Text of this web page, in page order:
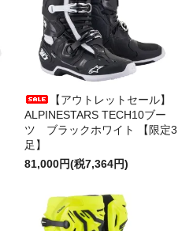
【アウトレットセール】
ALPINESTARS TECH10ブー
ツ ブラックホワイト 【限定3
足】
81,000円(税7,364円)